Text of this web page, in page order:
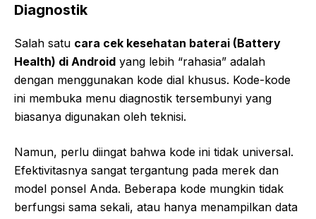
Diagnostik
Salah satu cara cek kesehatan baterai (Battery
Health) di Android yang lebih “rahasia” adalah
dengan menggunakan kode dial khusus. Kode-kode
ini membuka menu diagnostik tersembunyi yang
biasanya digunakan oleh teknisi.
Namun, perlu diingat bahwa kode ini tidak universal.
Efektivitasnya sangat tergantung pada merek dan
model ponsel Anda. Beberapa kode mungkin tidak
berfungsi sama sekali, atau hanya menampilkan data